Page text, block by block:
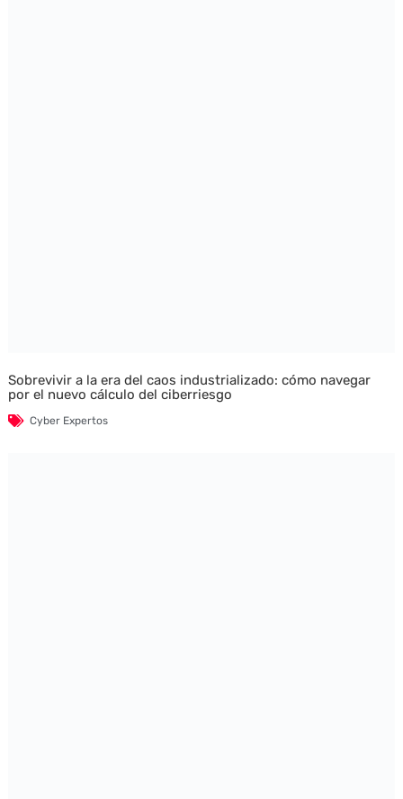
Sobrevivir a la era del caos industrializado: cómo navegar
por el nuevo cálculo del ciberriesgo
Cyber Expertos